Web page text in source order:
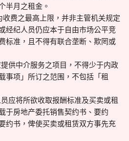
半月之租金。
费之最高上限，并非主管机关规定
经纪人员仍应本于自由市场公平竞
标准，且不得有联合垄断、欺罔或
供中介服务之项目，不得少于内政
事项」所订之范围，不包括「租
应将所欲收取报酬标准及买卖或租
于房地产委托销售契约书、要约
约书，俾使买卖或租赁双方事先充